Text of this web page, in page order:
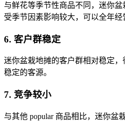
与鲜花等季节性商品不同，迷你
受季节因素影响较大，可以全年经
6. 客户群稳定
迷你盆栽地摊的客户群相对稳定
稳定的客源。
7. 竞争较小
与其他 popular 商品相比，迷你盆